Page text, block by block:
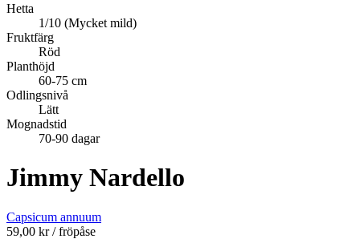
Hetta
1/10 (Mycket mild)
Fruktfärg
Röd
Planthöjd
60-75 cm
Odlingsnivå
Lätt
Mognadstid
70-90 dagar
Jimmy Nardello
Capsicum annuum
59,00 kr / fröpåse